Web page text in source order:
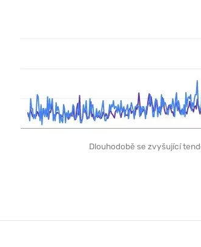
Dlouhodobě se zvyšující